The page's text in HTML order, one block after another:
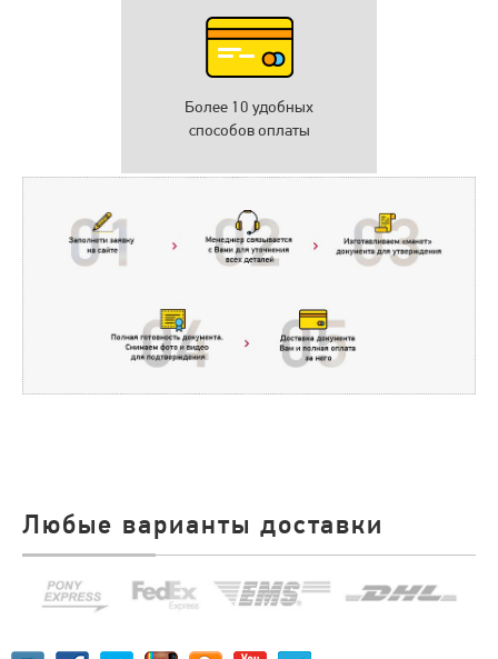
Более 10 удобных
способов оплаты
Любые варианты доставки